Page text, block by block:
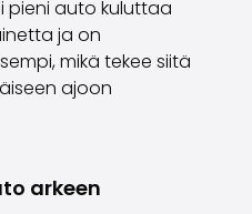
pieni auto kuluttaa
ja on
mikä tekee siitä
ajoon
arkeen